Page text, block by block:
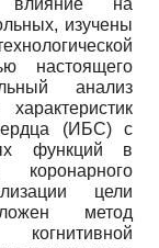
влияние на
изучены
настоящего
анализ
(ИБС) с
функций в
цели
метод